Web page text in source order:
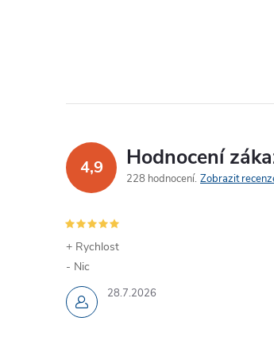
4,9 Hodnocení
228 hodnocení Zobrazit
28.7.2026
+ Rychlost
- Nic